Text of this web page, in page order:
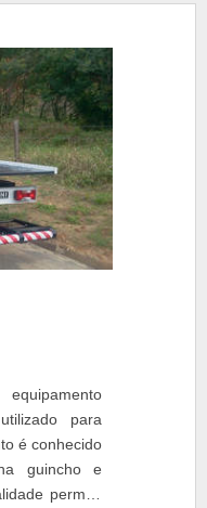
para
é conhecido
guincho e
permite